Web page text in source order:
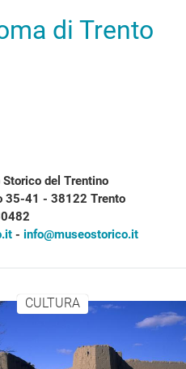
di Trento
Storico del Trentino
35-41 - 38122 Trento
- info@museostorico.it
CULTURA